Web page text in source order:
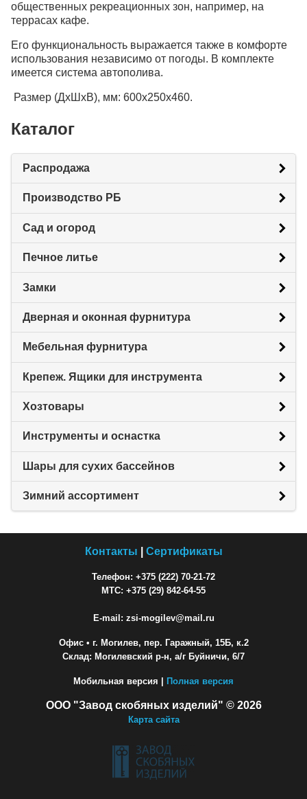
общественных рекреационных зон, например, на
террасах кафе.
Его функциональность выражается также в комфорте
использования независимо от погоды. В комплекте
имеется система автополива.
Размер (ДхШхВ), мм: 600х250х460.
Каталог
Распродажа
Производство РБ
Сад и огород
Печное литье
Замки
Дверная и оконная фурнитура
Мебельная фурнитура
Крепеж. Ящики для инструмента
Хозтовары
Инструменты и оснастка
Шары для сухих бассейнов
Зимний ассортимент
Контакты Сертификаты
Телефон: +375 (222) 70-21-72
МТС: +375 (29) 842-64-55
E-mail: zsi-mogilev@mail.ru
Офис• г. Могилев, пер. Гаражный, 15Б, к.2
Склад: Могилевский р-н, а/г Буйничи, 6/7
Мобильная версия | Полная версия
ООО "Завод скобяных изделий" © 2026
Карта сайта